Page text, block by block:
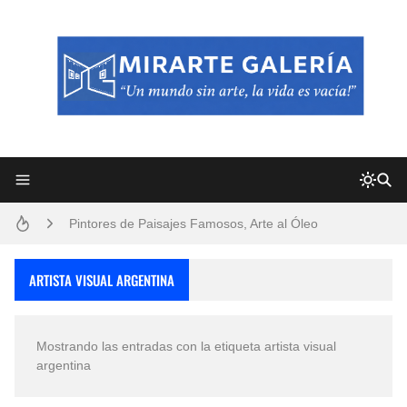
Pintores de Paisajes Famosos, Arte al Óleo
ARTISTA VISUAL ARGENTINA
Mostrando las entradas con la etiqueta artista visual
argentina